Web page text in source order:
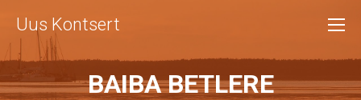
Uus Kontsert
BAIBA BETLERE